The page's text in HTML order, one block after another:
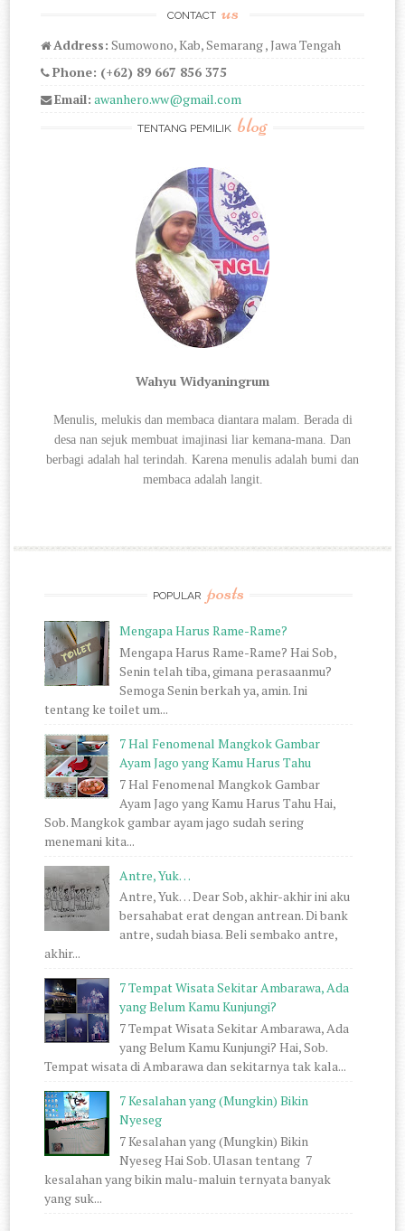
CONTACT us
Address: Sumowono, Kab, Semarang , Jawa Tengah
Phone: (+62) 89 667 856 375
Email: awanhero.ww@gmail.com
TENTANG PEMILIK blog
Wahyu Widyaningrum
Menulis, melukis dan membaca diantara malam. Berada di
desa nan sejuk membuat imajinasi liar kemana-mana. Dan
berbagi adalah hal terindah. Karena menulis adalah bumi dan
membaca adalah langit.
POPULAR posts
Mengapa Harus Rame-Rame?
Mengapa Harus Rame-Rame? Hai Sob,
Senin telah tiba, gimana perasaanmu?
Semoga Senin berkah ya, amin. Ini
tentang ke toilet um...
7 Hal Fenomenal Mangkok Gambar
Ayam Jago yang Kamu Harus Tahu
7 Hal Fenomenal Mangkok Gambar
Ayam Jago yang Kamu Harus Tahu Hai,
Sob. Mangkok gambar ayam jago sudah sering
menemani kita...
Antre, Yuk…
Antre, Yuk… Dear Sob, akhir-akhir ini aku
bersahabat erat dengan antrean. Di bank
antre, sudah biasa. Beli sembako antre,
akhir...
7 Tempat Wisata Sekitar Ambarawa, Ada
yang Belum Kamu Kunjungi?
7 Tempat Wisata Sekitar Ambarawa, Ada
yang Belum Kamu Kunjungi? Hai, Sob.
Tempat wisata di Ambarawa dan sekitarnya tak kala...
7 Kesalahan yang (Mungkin) Bikin
Nyeseg
7 Kesalahan yang (Mungkin) Bikin
Nyeseg Hai Sob. Ulasan tentang 7
kesalahan yang bikin malu-maluin ternyata banyak
yang suk...